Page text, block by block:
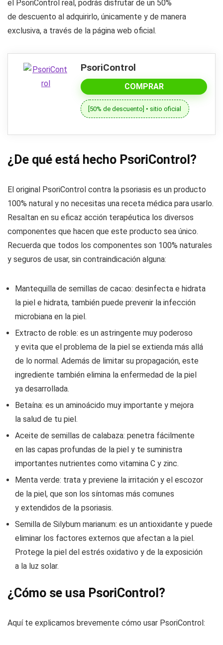
el PsoriControl real, podrás disfrutar de un 50%
de descuento al adquirirlo, únicamente y de manera
exclusiva, a través de la página web oficial.
PsoriControl
COMPRAR
[50% de descuento] • sitio oficial
¿De qué está hecho PsoriControl?
El original PsoriControl contra la psoriasis es un producto
100% natural y no necesitas una receta médica para usarlo.
Resaltan en su eficaz acción terapéutica los diversos
componentes que hacen que este producto sea único.
Recuerda que todos los componentes son 100% naturales
y seguros de usar, sin contraindicación alguna:
Mantequilla de semillas de cacao: desinfecta e hidrata
la piel e hidrata, también puede prevenir la infección
microbiana en la piel.
Extracto de roble: es un astringente muy poderoso
y evita que el problema de la piel se extienda más allá
de lo normal. Además de limitar su propagación, este
ingrediente también elimina la enfermedad de la piel
ya desarrollada.
Betaína: es un aminoácido muy importante y mejora
la salud de tu piel.
Aceite de semillas de calabaza: penetra fácilmente
en las capas profundas de la piel y te suministra
importantes nutrientes como vitamina C y zinc.
Menta verde: trata y previene la irritación y el escozor
de la piel, que son los síntomas más comunes
y extendidos de la psoriasis.
Semilla de Silybum marianum: es un antioxidante y puede
eliminar los factores externos que afectan a la piel.
Protege la piel del estrés oxidativo y de la exposición
a la luz solar.
¿Cómo se usa PsoriControl?
Aquí te explicamos brevemente cómo usar PsoriControl: